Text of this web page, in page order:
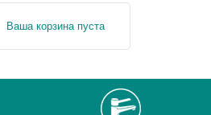
Ваша корзина пуста